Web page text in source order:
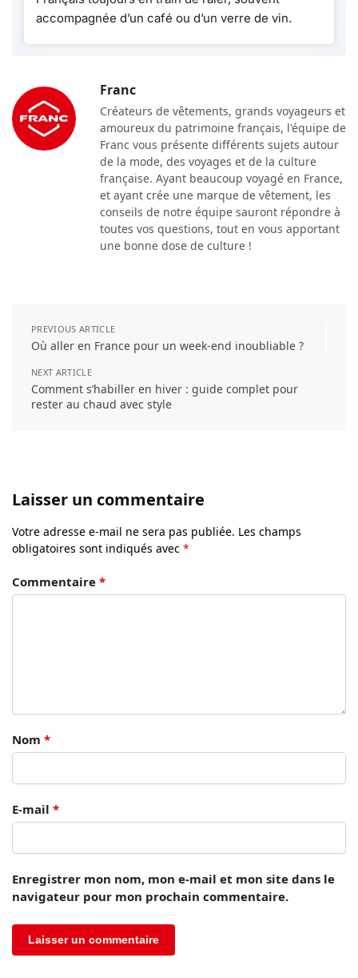
accompagnée d’un café ou d’un verre de vin.
Franc
Créateurs de vêtements, grands voyageurs et
amoureux du patrimoine français, l'équipe de
Franc vous présente différents sujets autour
de la mode, des voyages et de la culture
française. Ayant beaucoup voyagé en France,
et ayant crée une marque de vêtement, les
conseils de notre équipe sauront répondre à
toutes vos questions, tout en vous apportant
une bonne dose de culture !
PREVIOUS ARTICLE
Où aller en France pour un week-end inoubliable ?
NEXT ARTICLE
​​Comment s’habiller en hiver : guide complet pour
rester au chaud avec style
Laisser un commentaire
Votre adresse e-mail ne sera pas publiée. Les champs
obligatoires sont indiqués avec *
Commentaire *
Nom *
E-mail *
Enregistrer mon nom, mon e-mail et mon site dans le
navigateur pour mon prochain commentaire.